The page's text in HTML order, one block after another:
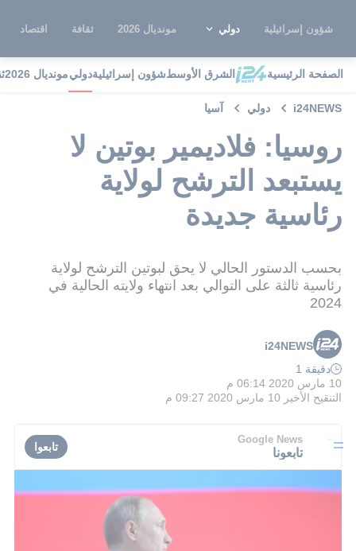
شؤون إسرائيلية دولي مونديال 2026 ثقافة اقتصاد
الصفحة الرئيسية الشرق الأوسطشؤون إسرائيليةدوليمونديال 2026
i24NEWS دولي آسيا
روسيا: فلاديمير بوتين لا
يستبعد الترشح لولاية
رئاسية جديدة
بحسب الدستور الحالي لا يحق لبوتين الترشح لولاية
رئاسية ثالثة على التوالي بعد انتهاء ولايته الحالية في
2024
i24NEWS
دقيقة 1
10 مارس 2020 06:14 م
التنقيح الأخير 10 مارس 2020 09:27 م
Google News
تابعونا تابعوا